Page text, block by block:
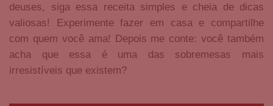
deuses, siga essa receita simples e cheia de dicas
valiosas! Experimente fazer em casa e compartilhe
com quem você ama! Depois me conte: você também
acha que essa é uma das sobremesas mais
irresistíveis que existem?